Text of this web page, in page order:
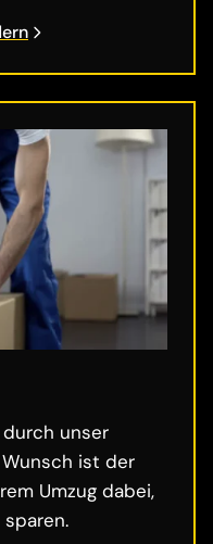
unser
ist der
Umzug dabei,